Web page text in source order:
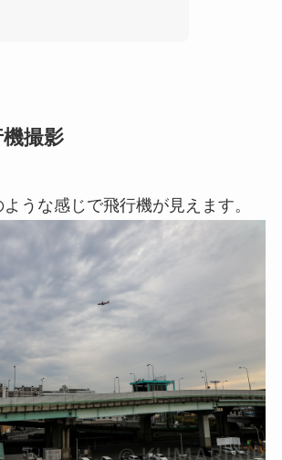
撮影
うな感じで飛行機が見えます。